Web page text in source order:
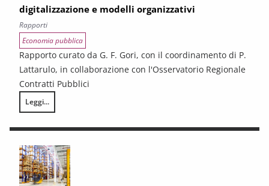
digitalizzazione e modelli organizzativi
Rapporti
Economia pubblica
Rapporto curato da G. F. Gori, con il coordinamento di P.
Lattarulo, in collaborazione con l'Osservatorio Regionale
Contratti Pubblici
Leggi...
I CONTRATTI PUBBLICI AL TERMINE DEL PNRR – Andamento